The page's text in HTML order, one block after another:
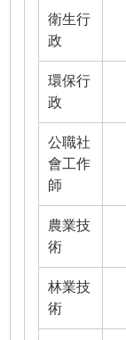
衛生行
政
環保行
政
公職社
會工作
師
農業技
術
林業技
術